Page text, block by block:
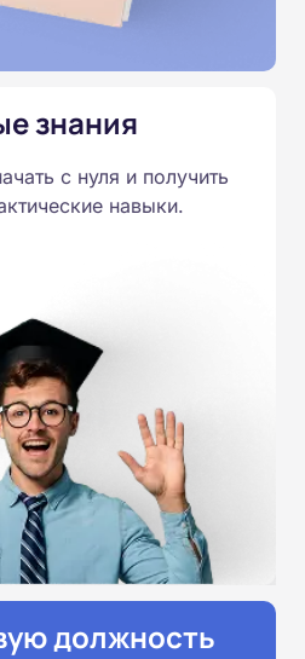
знания
с нуля и получить
навыки.
должность